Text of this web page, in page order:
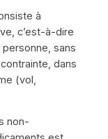
à
c’est-à-dire
sans
dans
(vol,
non-